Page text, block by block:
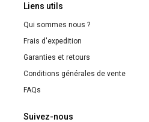
Liens utils
Qui sommes nous ?
Frais d'expedition
Garanties et retours
Conditions générales de vente
FAQs
Suivez-nous